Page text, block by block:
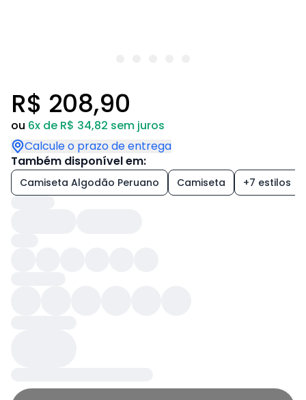
R$ 208,90
ou 6x de R$ 34,82 sem juros
Calcule o prazo de entrega
Também disponível em:
Camiseta Algodão Peruano Camiseta +7 estilos